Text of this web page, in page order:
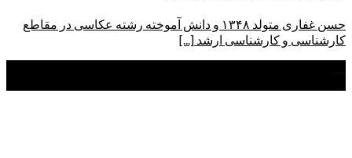
حسن غفاری متولد ۱۳۴۸ و دانش آموخته رشته عکاسی در مقاطع
کارشناسی و کارشناسی ارشد [...]